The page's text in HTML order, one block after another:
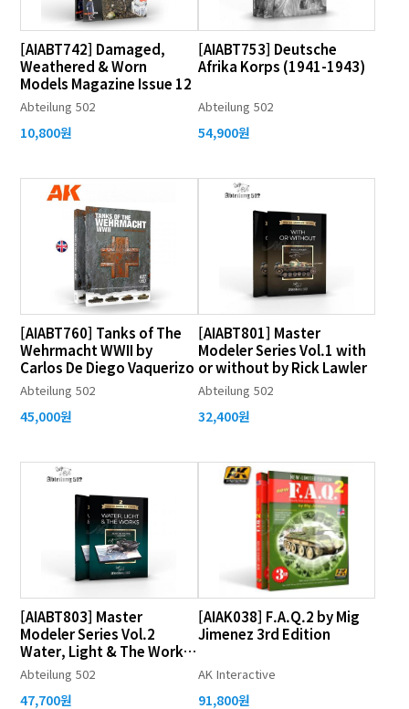
[AIABT742] Damaged,
Weathered & Worn
Models Magazine Issue 12
Abteilung 502
10,800원
[AIABT753] Deutsche
Afrika Korps (1941-1943)
Abteilung 502
54,900원
[AIABT760] Tanks of The
Wehrmacht WWII by
Carlos De Diego Vaquerizo
Abteilung 502
45,000원
[AIABT801] Master
Modeler Series Vol.1 with
or without by Rick Lawler
Abteilung 502
32,400원
[AIABT803] Master
Modeler Series Vol.2
Water, Light & The Works
by Jean Bernard Andre
Abteilung 502
47,700원
[AIAK038] F.A.Q.2 by Mig
Jimenez 3rd Edition
AK Interactive
91,800원